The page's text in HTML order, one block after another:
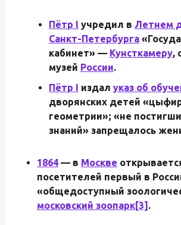
Пётр I учредил в Летнем
Санкт-Петербурга
кабинет» — Кунсткамеру,
музей России.
Пётр I издал указ об
дворянских детей
геометрии»; «не
знаний» запрещалось
1864 — в Москве
посетителей первый в
«общедоступный
московский зоопарк[3] .